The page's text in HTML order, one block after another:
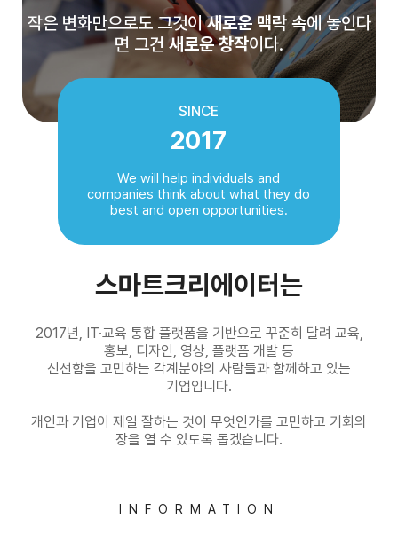
작은 변화만으로도 그것이새로운 맥락 속에 놓인다
면 그건 새로운 창작이다.
SINCE
2017
We will help individuals and
companies think about what they do
best and open opportunities.
스마트크리에이터는
2017년, IT·교육 통합 플랫폼을 기반으로 꾸준히 달려 교육,
홍보, 디자인, 영상, 플랫폼 개발 등
신선함을 고민하는 각계분야의 사람들과 함께하고 있는
기업입니다.
개인과 기업이 제일 잘하는 것이 무엇인가를 고민하고 기회의
장을 열 수 있도록 돕겠습니다.
INFORMATION